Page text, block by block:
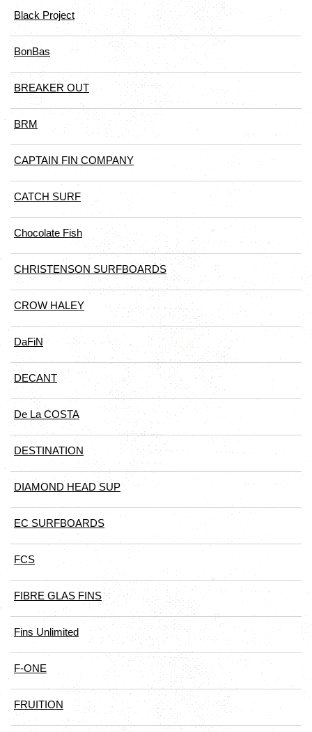
Black Project
BonBas
BREAKER OUT
BRM
CAPTAIN FIN COMPANY
CATCH SURF
Chocolate Fish
CHRISTENSON SURFBOARDS
CROW HALEY
DaFiN
DECANT
De La COSTA
DESTINATION
DIAMOND HEAD SUP
EC SURFBOARDS
FCS
FIBRE GLAS FINS
Fins Unlimited
F-ONE
FRUITION